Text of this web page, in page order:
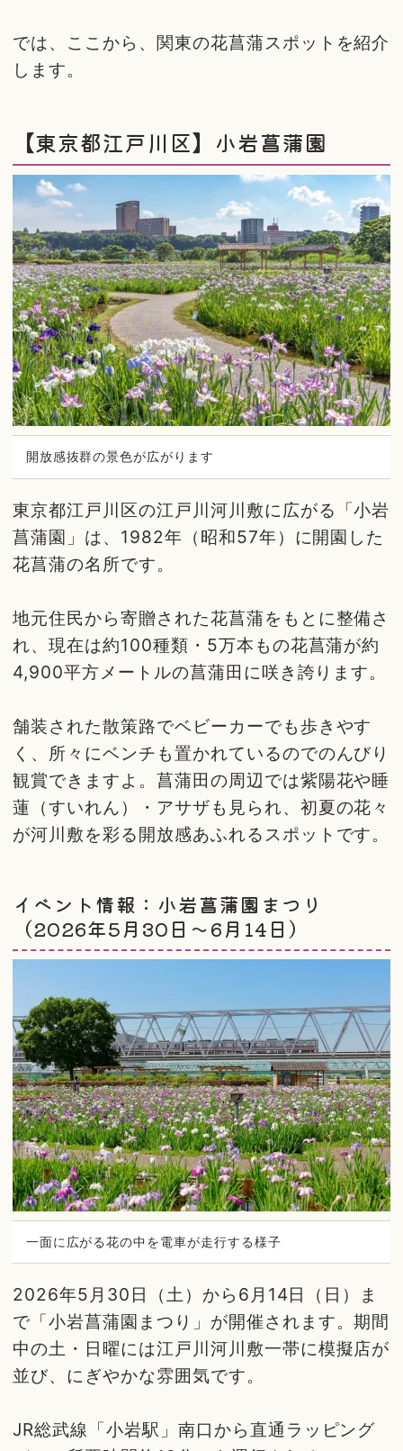
では、ここから、関東の花菖蒲スポットを紹介
します。
【東京都江戸川区】小岩菖蒲園
開放感抜群の景色が広がります
東京都江戸川区の江戸川河川敷に広がる「小岩
菖蒲園」は、1982年（昭和57年）に開園した
花菖蒲の名所です。
地元住民から寄贈された花菖蒲をもとに整備さ
れ、現在は約100種類・5万本もの花菖蒲が約
4,900平方メートルの菖蒲田に咲き誇ります。
舗装された散策路でベビーカーでも歩きやす
く、所々にベンチも置かれているのでのんびり
観賞できますよ。菖蒲田の周辺では紫陽花や睡
蓮（すいれん）・アサザも見られ、初夏の花々
が河川敷を彩る開放感あふれるスポットです。
イベント情報：小岩菖蒲園まつり
（2026年5月30日〜6月14日）
一面に広がる花の中を電車が走行する様子
2026年5月30日（土）から6月14日（日）ま
で「小岩菖蒲園まつり」が開催されます。期間
中の土・日曜には江戸川河川敷一帯に模擬店が
並び、にぎやかな雰囲気です。
JR総武線「小岩駅」南口から直通ラッピング